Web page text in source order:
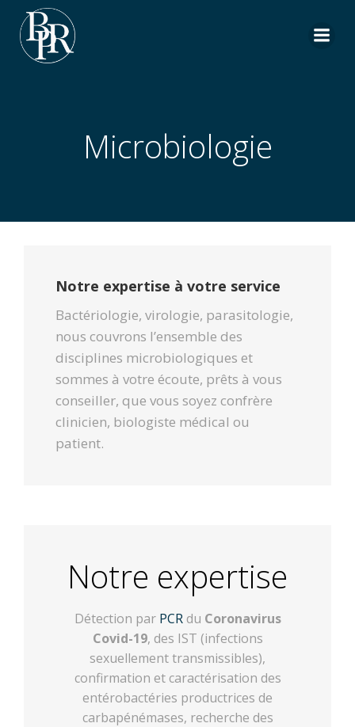
Microbiologie
Notre expertise à votre service
Bactériologie, virologie, parasitologie,
nous couvrons l’ensemble des
disciplines microbiologiques et
sommes à votre écoute, prêts à vous
conseiller, que vous soyez confrère
clinicien, biologiste médical ou
patient.
Notre expertise
Détection par PCRdu Coronavirus
Covid-19, des IST (infections
sexuellement transmissibles),
confirmation et caractérisation des
entérobactéries productrices de
carbapénémases, recherche des